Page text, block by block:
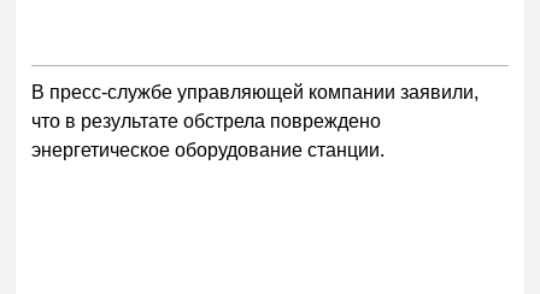
В пресс-службе управляющей компании заявили,
что в результате обстрела повреждено
энергетическое оборудование станции.